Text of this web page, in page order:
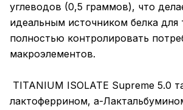
углеводов (0,5 граммов), что
идеальным источником белка для
полностью контролировать
макроэлементов.
TITANIUM ISOLATE Supreme 5.0
лактоферрином, а-